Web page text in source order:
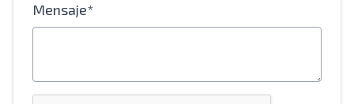
Mensaje*